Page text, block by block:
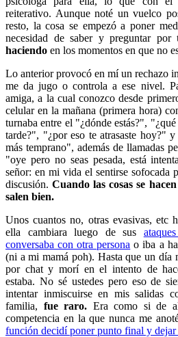
reiterativo. Aunque noté un vuelco
resto, la cosa se empezó a poner
necesidad de saber y preguntar por
haciendo en los momentos en que no
Lo anterior provocó en mí un rechazo
me da jugo o controla a ese nivel.
amiga, a la cual conozco desde
celular en la mañana (primera hora)
turnaba entre el "¿dónde estás?",
tarde?", "¿por eso te atrasaste hoy?"
más temprano", además de llamadas
"oye pero no seas pesada, está
señor: en mi vida el sentirse sofocada
discusión.Cuando las cosas se
salen bien.
Unos cuantos no, otras evasivas, etc
ella cambiara luego de sus
conversaba con otra persona o iba a
(ni a mi mamá poh). Hasta que un día
por chat y morí en el intento de
estaba. No sé ustedes pero eso de
intentar inmiscuirse en mis salidas
familia, fue raro. Era como si de
competencia en la que nunca me
función decidí poner punto final y dejar